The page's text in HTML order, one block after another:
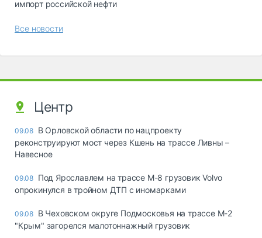
импорт российской нефти
Все новости
Центр
09.08 В Орловской области по нацпроекту
реконструируют мост через Кшень на трассе Ливны –
Навесное
09.08 Под Ярославлем на трассе М-8 грузовик Volvo
опрокинулся в тройном ДТП с иномарками
09.08 В Чеховском округе Подмосковья на трассе М-2
"Крым" загорелся малотоннажный грузовик